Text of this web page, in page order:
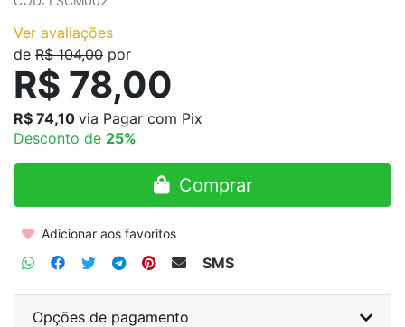
Ver avaliações
de R$ 104,00 por
R$ 78,00
R$ 74,10 via Pagar com Pix
Desconto de 25%
Comprar
Adicionar aos favoritos
SMS
Opções de pagamento